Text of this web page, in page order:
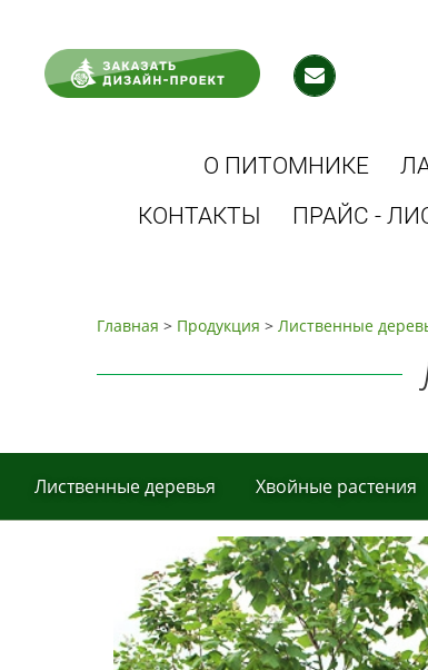
О ПИТОМНИКЕ
КОНТАКТЫ
ПРАЙС -
Главная > Продукция > Листвeнныe
Листвeнныe дeрeвья Хвoйные рaстения